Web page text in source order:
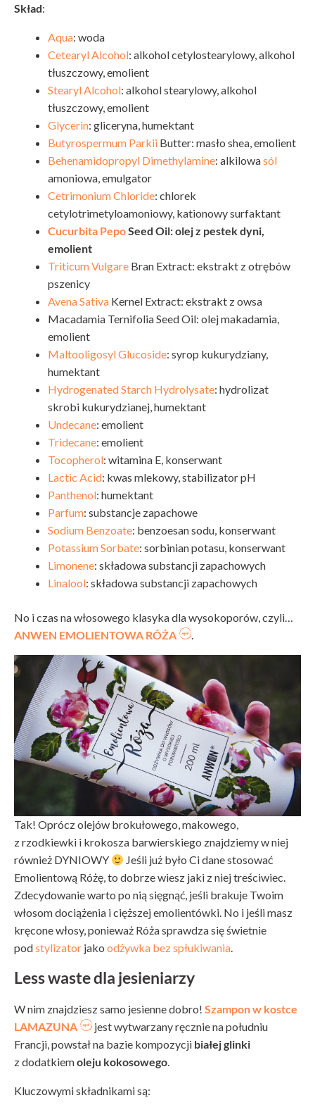
Skład:
Aqua: woda
Cetearyl Alcohol: alkohol cetylostearylowy, alkohol
tłuszczowy, emolient
Stearyl Alcohol: alkohol stearylowy, alkohol
tłuszczowy, emolient
Glycerin: gliceryna, humektant
Butyrospermum Parkii Butter: masło shea, emolient
Behenamidopropyl Dimethylamine: alkilowasól
amoniowa, emulgator
Cetrimonium Chloride: chlorek
cetylotrimetyloamoniowy, kationowy surfaktant
Cucurbita PepoSeed Oil: olej z pestek dyni,
emolient
Triticum Vulgare Bran Extract: ekstrakt z otrębów
pszenicy
Avena Sativa Kernel Extract: ekstrakt z owsa
Macadamia Ternifolia Seed Oil: olej makadamia,
emolient
Maltooligosyl Glucoside: syrop kukurydziany,
humektant
Hydrogenated Starch Hydrolysate: hydrolizat
skrobi kukurydzianej, humektant
Undecane: emolient
Tridecane: emolient
Tocopherol: witamina E, konserwant
Lactic Acid: kwas mlekowy, stabilizator pH
Panthenol: humektant
Parfum: substancje zapachowe
Sodium Benzoate: benzoesan sodu, konserwant
Potassium Sorbate: sorbinian potasu, konserwant
Limonene: składowa substancji zapachowych
Linalool: składowa substancji zapachowych
No i czas na włosowego klasyka dla wysokoporów, czyli…
ANWEN EMOLIENTOWA RÓŻA
.
Tak! Oprócz olejów brokułowego, makowego,
z rzodkiewki i krokosza barwierskiego znajdziemy w niej
również DYNIOWY
Jeśli już było Ci dane stosować
Emolientową Różę, to dobrze wiesz jaki z niej treściwiec.
Zdecydowanie warto po nią sięgnąć, jeśli brakuje Twoim
włosom dociążenia i cięższej emolientówki. No i jeśli masz
kręcone włosy, ponieważ Róża sprawdza się świetnie
podstylizator jako odżywka bez spłukiwania.
Less waste dla jesieniarzy
W nim znajdziesz samo jesienne dobro! Szampon w kostce
LAMAZUNA
jest wytwarzany ręcznie na południu
Francji, powstał na bazie kompozycji białej glinki
z dodatkiemoleju kokosowego.
Kluczowymi składnikami są: